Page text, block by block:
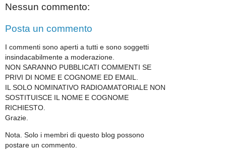
Nessun commento:
Posta un commento
I commenti sono aperti a tutti e sono soggetti
insindacabilmente a moderazione.
NON SARANNO PUBBLICATI COMMENTI SE
PRIVI DI NOME E COGNOME ED EMAIL.
IL SOLO NOMINATIVO RADIOAMATORIALE NON
SOSTITUISCE IL NOME E COGNOME
RICHIESTO.
Grazie.
Nota. Solo i membri di questo blog possono
postare un commento.